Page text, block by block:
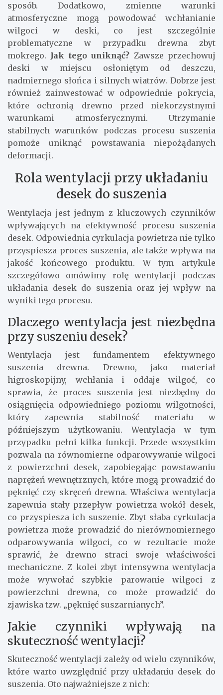
sposób. Dodatkowo, zmienne warunki
atmosferyczne mogą powodować wchłanianie
wilgoci w deski, co jest szczególnie
problematyczne w przypadku drewna zbyt
mokrego. Jak tego uniknąć? Zawsze przechowuj
deski w miejscu osłoniętym od deszczu,
nadmiernego słońca i silnych wiatrów. Dobrze jest
również zainwestować w odpowiednie pokrycia,
które ochronią drewno przed niekorzystnymi
warunkami atmosferycznymi. Utrzymanie
stabilnych warunków podczas procesu suszenia
pomoże uniknąć powstawania niepożądanych
deformacji.
Rola wentylacji przy układaniu
desek do suszenia
Wentylacja jest jednym z kluczowych czynników
wpływających na efektywność procesu suszenia
desek. Odpowiednia cyrkulacja powietrza nie tylko
przyspiesza proces suszenia, ale także wpływa na
jakość końcowego produktu. W tym artykule
szczegółowo omówimy rolę wentylacji podczas
układania desek do suszenia oraz jej wpływ na
wyniki tego procesu.
Dlaczego wentylacja jest niezbędna
przy suszeniu desek?
Wentylacja jest fundamentem efektywnego
suszenia drewna. Drewno, jako materiał
higroskopijny, wchłania i oddaje wilgoć, co
sprawia, że proces suszenia jest niezbędny do
osiągnięcia odpowiedniego poziomu wilgotności,
który zapewnia stabilność materiału w
późniejszym użytkowaniu. Wentylacja w tym
przypadku pełni kilka funkcji. Przede wszystkim
pozwala na równomierne odparowywanie wilgoci
z powierzchni desek, zapobiegając powstawaniu
naprężeń wewnętrznych, które mogą prowadzić do
pęknięć czy skręceń drewna. Właściwa wentylacja
zapewnia stały przepływ powietrza wokół desek,
co przyspiesza ich suszenie. Zbyt słaba cyrkulacja
powietrza może prowadzić do nierównomiernego
odparowywania wilgoci, co w rezultacie może
sprawić, że drewno straci swoje właściwości
mechaniczne. Z kolei zbyt intensywna wentylacja
może wywołać szybkie parowanie wilgoci z
powierzchni drewna, co może prowadzić do
zjawiska tzw. „pęknięć suszarnianych”.
Jakie czynniki wpływają na
skuteczność wentylacji?
Skuteczność wentylacji zależy od wielu czynników,
które warto uwzględnić przy układaniu desek do
suszenia. Oto najważniejsze z nich: